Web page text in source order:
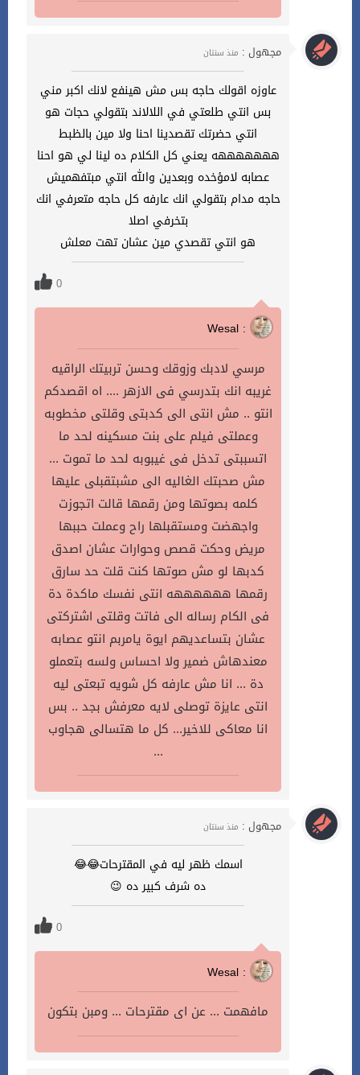
مجهول : منذ سنتان
عاوزه اقولك حاجه بس مش هينفع لانك اكبر مني
بس انتي طلعتي في اللالاند بتقولي حجات هو
انتي حضرتك تقصدينا احنا ولا مين بالظبط
هههههههه يعني كل الكلام ده لينا لي هو احنا
عصابه لامؤخده وبعدين والله انتي مبتفهميش
حاجه مدام بتقولي انك عارفه كل حاجه متعرفي انك
بتخرفي اصلا
هو انتي تقصدي مين عشان تهت معلش
0
Wesal :
مرسي لادبك وزوقك وحسن تربيتك الراقيه
غريبه انك بتدرسي فى الازهر .... اه اقصدكم
انتو .. مش انتى الى كدبتى وقلتى مخطوبه
وعملتى فيلم على بنت مسكينه لحد ما
اتسببتى تدخل فى غيبوبه لحد ما تموت ...
مش صحبتك الغاليه الى مشبتقبلى عليها
كلمه بصوتها ومن رقمها قالت اتجوزت
واجهضت ومستقبلها راح وعملت حببها
مريض وحكت قصص وحوارات عشان اصدق
كدبها لو مش صوتها كنت قلت حد سارق
رقمها ههههههه انتى نفسك ماكدة دة
فى الكام رساله الى فاتت وقلتى اشتركتى
عشان بتساعديهم ايوة يامربم انتو عصابه
معندهاش ضمير ولا احساس ولسه بتعملو
دة ... انا مش عارفه كل شويه تبعتى ليه
انتى عايزة توصلى لايه معرفش بجد .. بس
انا معاكى للاخير... كل ما هتسالى هجاوب
...
مجهول : منذ سنتان
اسمك ظهر ليه في المقترحات😂😂
ده شرف كبير ده 😉
0
Wesal :
مافهمت ... عن اى مقترحات ... ومبن بتكون